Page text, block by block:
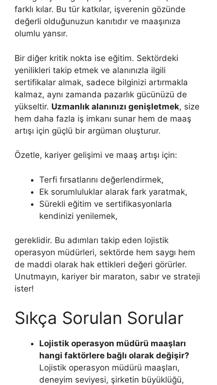
farklı kılar. Bu tür katkılar, işverenin gözünde
değerli olduğunuzun kanıtıdır ve maaşınıza
olumlu yansır.
Bir diğer kritik nokta ise eğitim. Sektördeki
yenilikleri takip etmek ve alanınızla ilgili
sertifikalar almak, sadece bilginizi artırmakla
kalmaz, aynı zamanda pazarlık gücünüzü de
yükseltir. Uzmanlık alanınızı genişletmek, size
hem daha fazla iş imkanı sunar hem de maaş
artışı için güçlü bir argüman oluşturur.
Özetle, kariyer gelişimi ve maaş artışı için:
Terfi fırsatlarını değerlendirmek,
Ek sorumluluklar alarak fark yaratmak,
Sürekli eğitim ve sertifikasyonlarla
kendinizi yenilemek,
gereklidir. Bu adımları takip eden lojistik
operasyon müdürleri, sektörde hem saygı hem
de maddi olarak hak ettikleri değeri görürler.
Unutmayın, kariyer bir maraton, sabır ve strateji
ister!
Sıkça Sorulan Sorular
Lojistik operasyon müdürü maaşları
hangi faktörlere bağlı olarak değişir?
Lojistik operasyon müdürü maaşları,
deneyim seviyesi, şirketin büyüklüğü,